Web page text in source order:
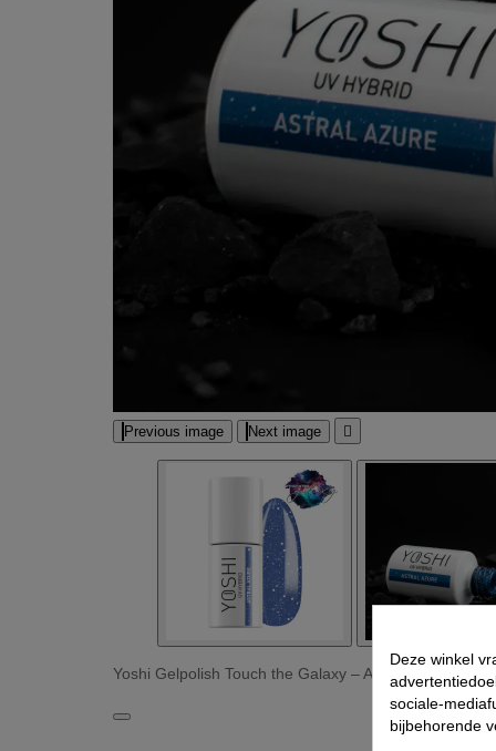
Previous image Next image 
Yoshi Gelpolish Touch the Galaxy – Astral Azure 527 -
Deze winkel
sociale-
bijbehorende